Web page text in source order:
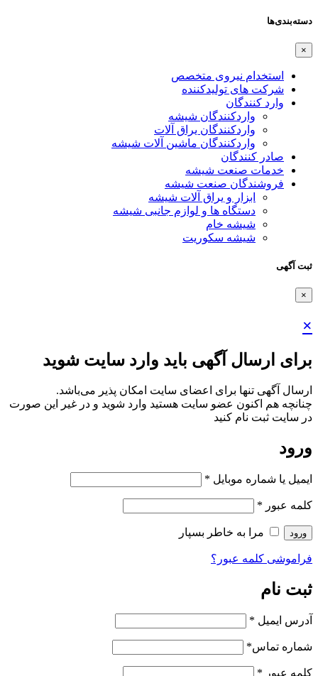
دسته‌بندی‌ها
×
استخدام نیروی متخصص
شرکت های تولیدکننده
وارد کنندگان
واردکنندگان شیشه
واردکنندگان یراق آلات
واردکنندگان ماشین آلات شیشه
صادر کنندگان
خدمات صنعت شیشه
فروشندگان صنعت شیشه
ابزار و یراق آلات شیشه
دستگاه ها و لوازم جانبی شیشه
شیشه خام
شیشه سکوریت
ثبت آگهی
×
×
برای ارسال آگهی باید وارد سایت شوید
ارسال آگهی تنها برای اعضای سایت امکان پذیر می‌باشد.
چنانچه هم‌ اکنون عضو سایت هستید وارد شوید و در غیر این صورت
در سایت ثبت نام کنید
ورود
ایمیل یا شماره موبایل *
کلمه عبور *
ورود مرا به خاطر بسپار
فراموشی کلمه عبور؟
ثبت نام
آدرس ایمیل *
شماره تماس*
کلمه عبور *